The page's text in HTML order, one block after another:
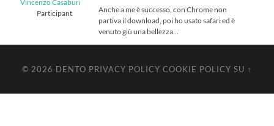
Vincenzo Casaburi
Participant
Anche a me è successo, con Chrome non
partiva il download, poi ho usato safari ed è
venuto giù una bellezza…
© 2026 DENTO PRIVACY POLICY COOKIE POLICY SU ↑